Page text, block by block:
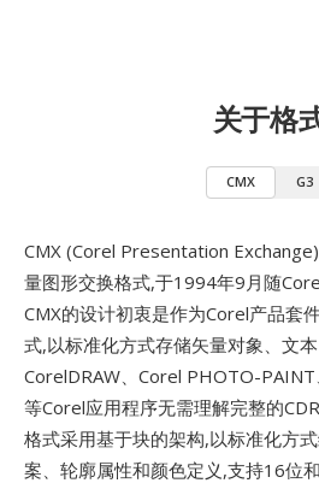
关于格
CMX G3
CMX (Corel Presentation
量图形交换格式,于1994年9月随
CMX的设计初衷是作为Corel产品套
式,以标准化方式存储矢量对象、文
CorelDRAW、Corel PHOTO-
等Corel应用程序无需理解完整的
格式采用基于块的架构,以标准化方
案、轮廓属性和颜色定义,支持16位